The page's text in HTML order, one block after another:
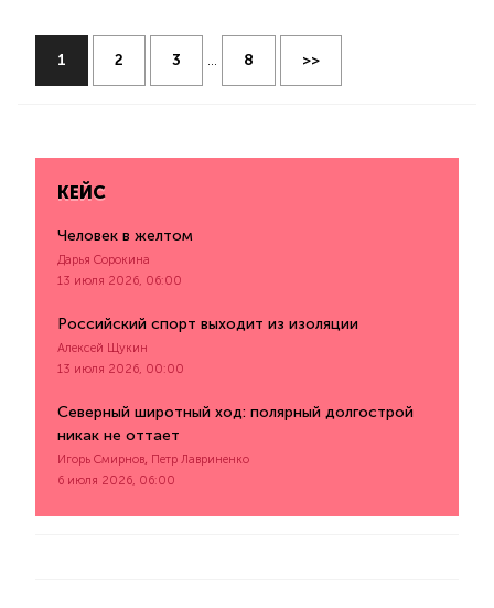
1 2 3 ... 8 >>
КЕЙС
Человек в желтом
Дарья Сорокина
13 июля 2026, 06:00
Российский спорт выходит из изоляции
Алексей Щукин
13 июля 2026, 00:00
Северный широтный ход: полярный долгострой
никак не оттает
Игорь Смирнов, Петр Лавриненко
6 июля 2026, 06:00